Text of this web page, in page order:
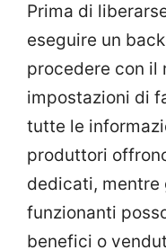
Prima di
eseguire un
procedere con il
impostazioni di
tutte le
produttori
dedicati,
funzionanti
benefici o